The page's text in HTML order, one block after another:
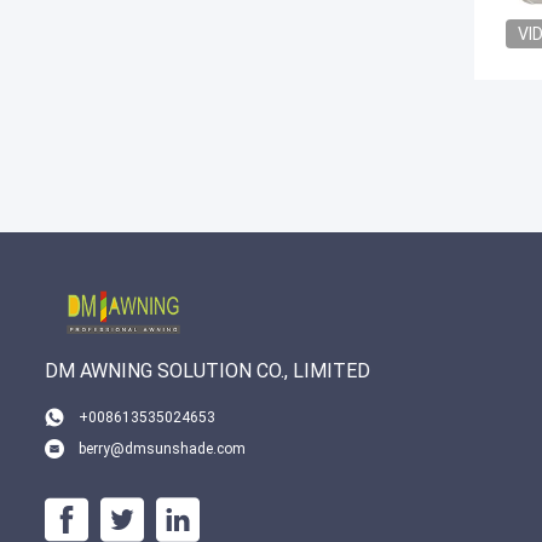
DM AWNING SOLUTION CO., LIMITED
+008613535024653
berry@dmsunshade.com